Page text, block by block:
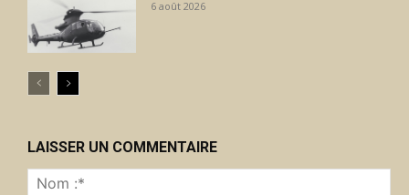
6 août 2026
LAISSER UN COMMENTAIRE